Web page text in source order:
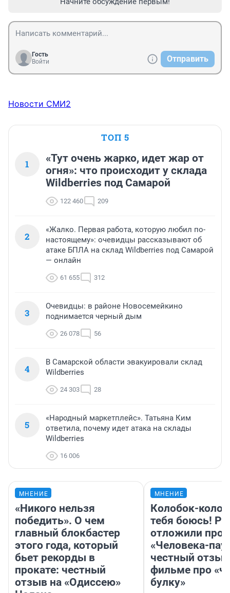
Гость
Войти
Отправить
Новости СМИ2
ТОП 5
1
«Тут очень жарко, идет жар от
огня»: что происходит у склада
Wildberries под Самарой
122 460 209
2
«Жалко. Первая работа, которую любил по-
настоящему»: очевидцы рассказывают об
атаке БПЛА на склад Wildberries под Самарой
— онлайн
61 655 312
3
Очевидцы: в районе Новосемейкино
поднимается черный дым
26 078 56
4
В Самарской области эвакуировали склад
Wildberries
24 303 28
5
«Народный маркетплейс». Татьяна Ким
ответила, почему идет атака на склады
Wildberries
16 006
МНЕНИЕ
«Никого нельзя
победить». О чем
главный блокбастер
этого года, который
бьет рекорды в
прокате: честный
отзыв на «Одиссею»
МНЕНИЕ
Колобок-
тебя боюсь!
отложили
«Человека-
честный
фильме про
булку»